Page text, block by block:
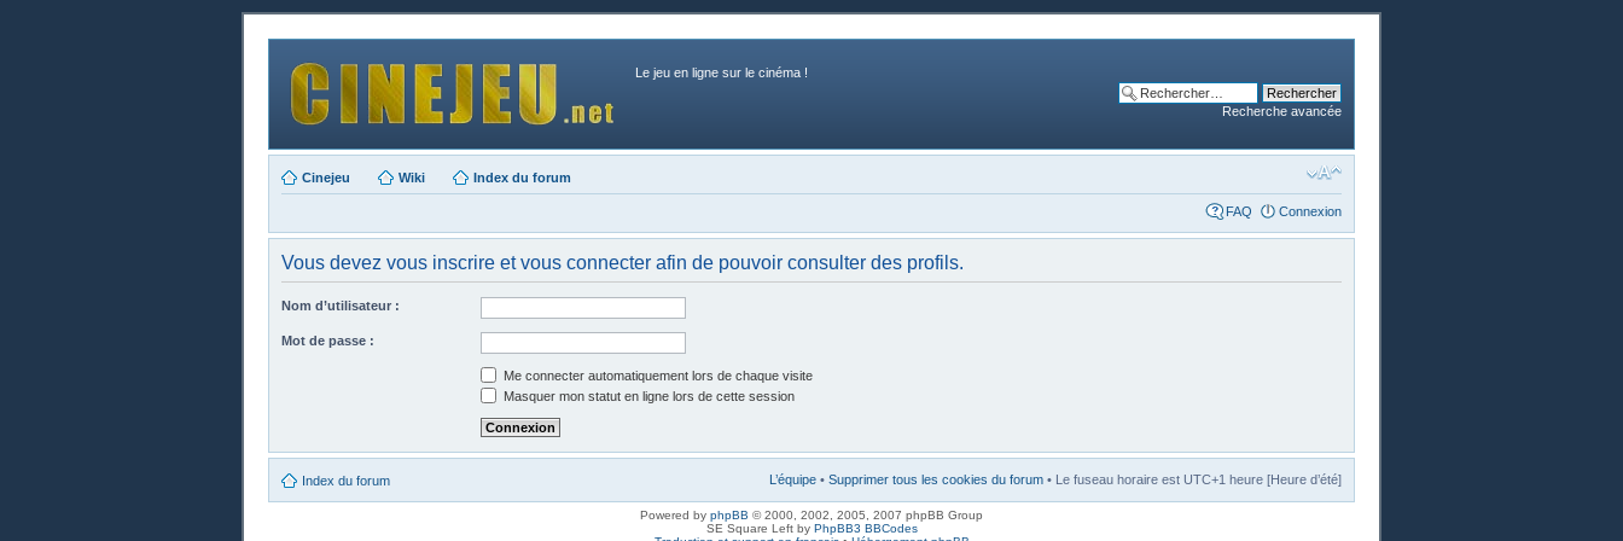
Le jeu en ligne sur le cinéma !
Recherche avancée
Cinejeu Wiki Index du forum
FAQ Connexion
Vous devez vous inscrire et vous connecter afin de pouvoir consulter des profils.
Nom d’utilisateur :
Mot de passe :
Me connecter automatiquement lors de chaque visite
Masquer mon statut en ligne lors de cette session
Index du forum L’équipe • Supprimer tous les cookies du forum • Le fuseau horaire est UTC+1 heure [Heure d’été]
Powered by phpBB © 2000, 2002, 2005, 2007 phpBB Group
SE Square Left by PhpBB3 BBCodes